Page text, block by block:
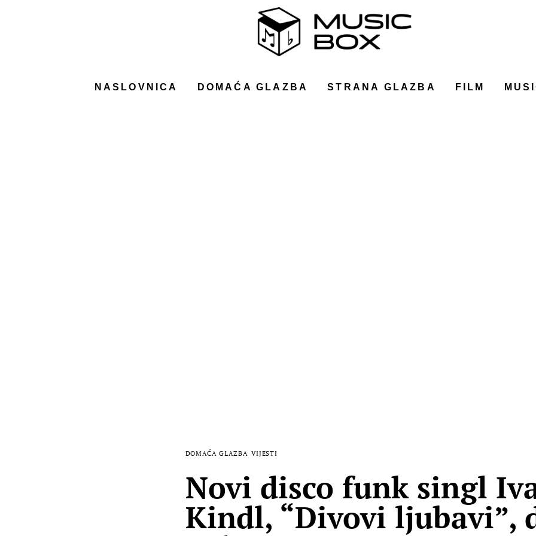
NASLOVNICA DOMAĆA GLAZBA STRANA GLAZBA FILM
DOMAĆA GLAZBA VIJESTI
Novi disco funk singl
Kindl, “Divovi ljubavi”,